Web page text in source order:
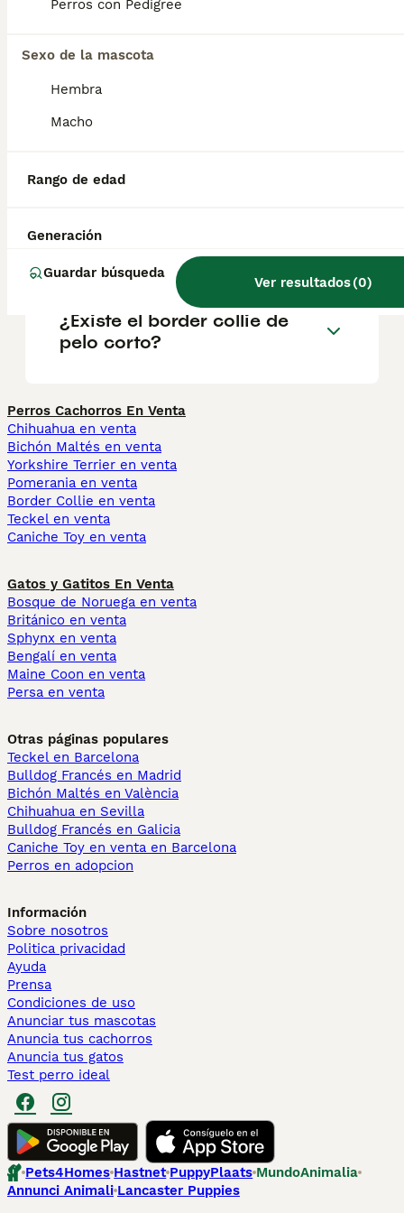
Perros con Pedigree
Sexo de la mascota
Hembra
Macho
Rango de edad
Generación
Guardar búsqueda
Ver resultados(0)
pelo áspero son variaciones de la misma
¿Cuántos tipos de collies
¿Existe el border collie de
pelo corto?
Perros Cachorros En Venta
Chihuahua en venta
Bichón Maltés en venta
Yorkshire Terrier en venta
Pomerania en venta
Border Collie en venta
Teckel en venta
Caniche Toy en venta
Gatos y Gatitos En Venta
Bosque de Noruega en venta
Británico en venta
Sphynx en venta
Bengalí en venta
Maine Coon en venta
Persa en venta
Otras páginas populares
Teckel en Barcelona
Bulldog Francés en Madrid
Bichón Maltés en València
Chihuahua en Sevilla
Bulldog Francés en Galicia
Caniche Toy en venta en Barcelona
Perros en adopcion
Información
Sobre nosotros
Politica privacidad
Ayuda
Prensa
Condiciones de uso
Anunciar tus mascotas
Anuncia tus cachorros
Anuncia tus gatos
Test perro ideal
Pets4Homes Hastnet PuppyPlaats MundoAnimalia
Annunci Animali Lancaster Puppies